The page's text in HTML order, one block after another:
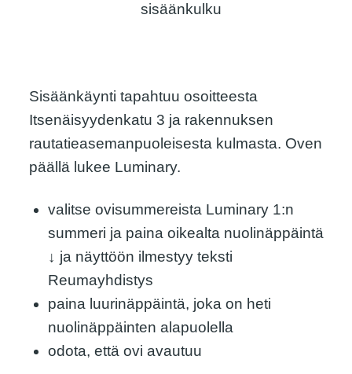
Sisäänkäynti tapahtuu osoitteesta
Itsenäisyydenkatu 3 ja rakennuksen
rautatieasemanpuoleisesta kulmasta. Oven
päällä lukee Luminary.
valitse ovisummereista Luminary 1:n
summeri ja paina oikealta nuolinäppäintä
↓ ja näyttöön ilmestyy teksti
Reumayhdistys
paina luurinäppäintä, joka on heti
nuolinäppäinten alapuolella
odota, että ovi avautuu